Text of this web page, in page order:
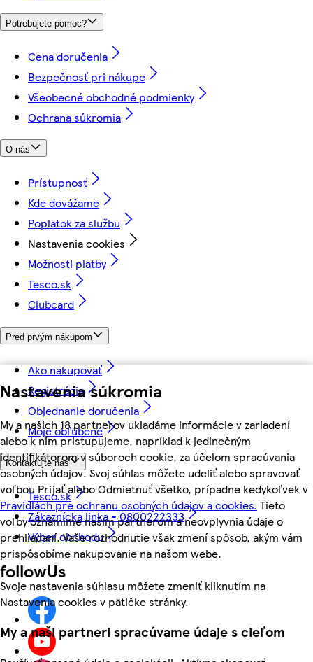
Nastavenia súkromia
My a našich 18 partnerov ukladáme informácie v zariadení
alebo k nim pristupujeme, napríklad k jedinečným
identifikátorom v súboroch cookie, za účelom spracúvania
osobných údajov. Svoj súhlas môžete udeliť alebo spravovať
voľbou Prijať alebo Odmietnuť všetko, prípadne kedykoľvek v
Pravidlách pre ochranu osobných údajov a cookies. Tieto
voľby oznámime našim partnerom a neovplyvnia údaje o
prehliadaní. Vaše rozhodnutie však zmení spôsob, akým vám
prispôsobíme nakupovanie na našom webe.
Svoje nastavenia súhlasu môžete zmeniť kliknutím na
Nastavenia cookies v pätičke stránky.
My a naši partneri spracúvame údaje s cieľom
Potrebujete pomoc?
Cena doručenia
Bezpečnosť pri nákupe
Všeobecné obchodné podmienky
Ochrana súkromia
O nás
Prístupnosť
Kde dovážame
Poplatok za službu
Nastavenia cookies
Možnosti platby
Tesco.sk
Clubcard
Pred prvým nákupom
Ako nakupovať
Registrácia
Objednanie doručenia
Moje obľúbené
Kontaktujte nás
Tesco.sk
Zákaznícka linka - 0800222333
Výber obchodu
followUs